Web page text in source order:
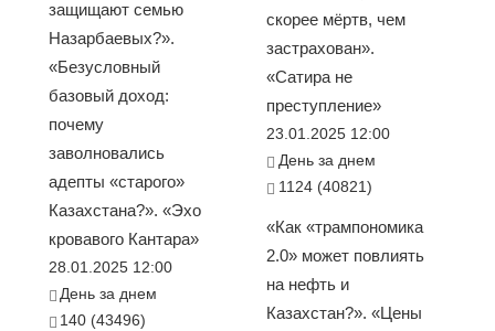
защищают семью
Назарбаевых?».
«Безусловный
базовый доход:
почему
заволновались
адепты «старого»
Казахстана?». «Эхо
кровавого Кантара»
28.01.2025 12:00
День за днем
140 (43496)
скорее мёртв, чем
застрахован».
«Сатира не
преступление»
23.01.2025 12:00
День за днем
1124 (40821)
«Как «трампономика
2.0» может повлиять
на нефть и
Казахстан?». «Цены